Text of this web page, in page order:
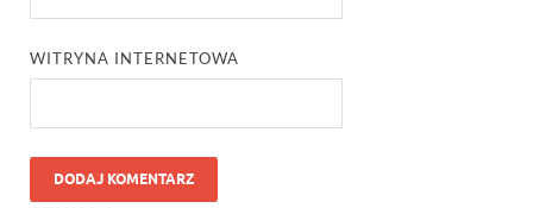
WITRYNA INTERNETOWA